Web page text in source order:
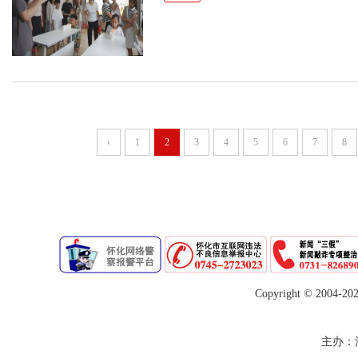
‹ 1 2 3 4 5 6 7 8
Copyright © 2004-
主办：